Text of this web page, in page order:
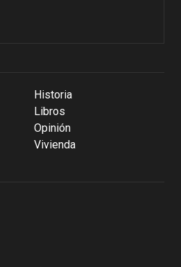
Historia
Libros
Opinión
Vivienda